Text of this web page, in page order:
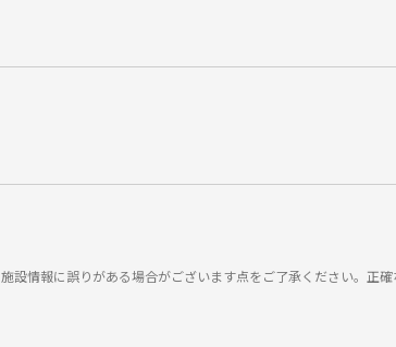
施設情報に誤りがある場合がございます点をご了承ください。正